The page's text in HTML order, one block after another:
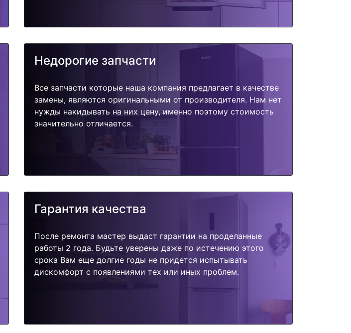
Недорогие запчасти
Все запчасти которые наша компания предлагает в качестве
замены, являются оригинальными от производителя. Нам нет
нужды накидывать на них цену, именно поэтому стоимость
значительно отличается.
Гарантия качества
После ремонта мастер выдаст гарантии на проделанные
работы 2 года. Будьте уверены даже по истечению этого
срока Вам еще долгие годы не придется испытывать
дискомфорт с появлениями тех или иных проблем.